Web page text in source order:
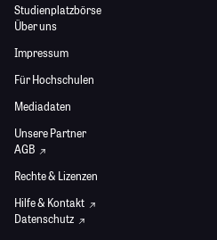
Studienplatzbörse
Über uns
Impressum
Für Hochschulen
Mediadaten
Unsere Partner
AGB
Rechte & Lizenzen
Hilfe & Kontakt
Datenschutz